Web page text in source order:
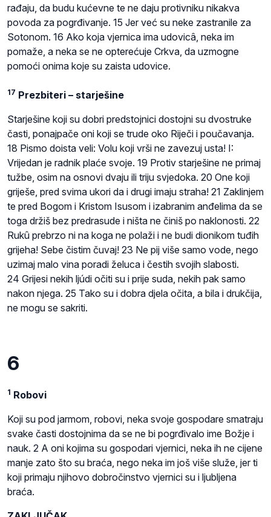
rađaju, da budu kućevne te ne daju protivniku nikakva
povoda za pogrđivanje. 15 Jer već su neke zastranile za
Sotonom. 16 Ako koja vjernica ima udovicâ, neka im
pomaže, a neka se ne opterećuje Crkva, da uzmogne
pomoći onima koje su zaista udovice.
17 Prezbiteri – starješine
Starješine koji su dobri predstojnici dostojni su dvostruke
časti, ponajpače oni koji se trude oko Riječi i poučavanja.
18 Pismo doista veli: Volu koji vrši ne zavezuj usta! I:
Vrijedan je radnik plaće svoje. 19 Protiv starješine ne primaj
tužbe, osim na osnovi dvaju ili triju svjedoka. 20 One koji
griješe, pred svima ukori da i drugi imaju straha! 21 Zaklinjem
te pred Bogom i Kristom Isusom i izabranim anđelima da se
toga držiš bez predrasude i ništa ne činiš po naklonosti. 22
Rukû prebrzo ni na koga ne polaži i ne budi dionikom tuđih
grijeha! Sebe čistim čuvaj! 23 Ne pij više samo vode, nego
uzimaj malo vina poradi želuca i čestih svojih slabosti.
24 Grijesi nekih ljúdi očiti su i prije suda, nekih pak samo
nakon njega. 25 Tako su i dobra djela očita, a bila i drukčija,
ne mogu se sakriti.
6
1 Robovi
Koji su pod jarmom, robovi, neka svoje gospodare smatraju
svake časti dostojnima da se ne bi pogrđivalo ime Božje i
nauk. 2 A oni kojima su gospodari vjernici, neka ih ne cijene
manje zato što su braća, nego neka im još više služe, jer ti
koji primaju njihovo dobročinstvo vjernici su i ljubljena
braća.